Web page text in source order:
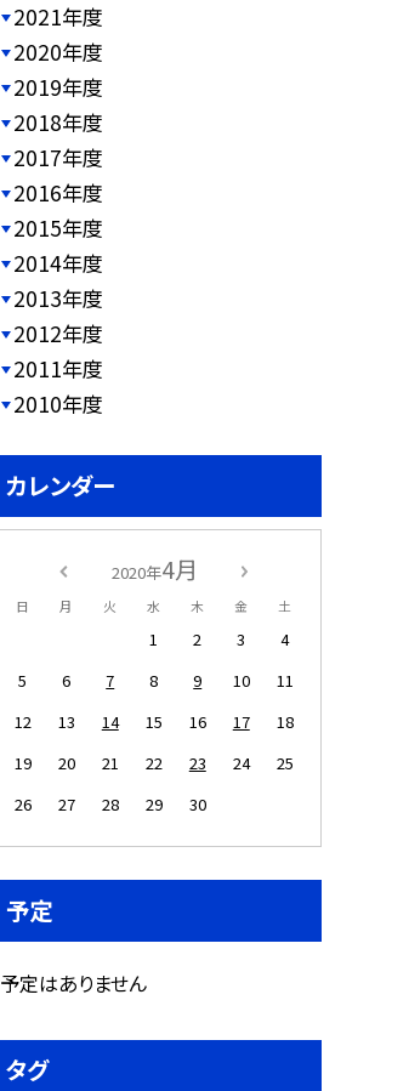
2021年度
2020年度
2019年度
2018年度
2017年度
2016年度
2015年度
2014年度
2013年度
2012年度
2011年度
2010年度
カレンダー
2020年4月
日 月 火 水 木 金 土
1 2 3
4
5
6 7 8 9 10
11
12
13 14 15 16 17
18
19
20 21 22 23 24
25
26
27 28 29 30
予定
予定はありません
タグ